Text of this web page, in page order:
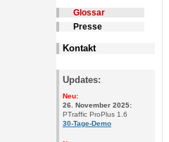
Glossar
Presse
Kontakt
Updates:
Neu:
26. November 2025:
PTraffic ProPlus 1.6
30-Tage-Demo